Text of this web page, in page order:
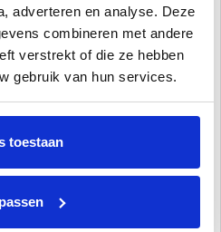
adverteren en analyse. Deze
combineren met andere
verstrekt of die ze hebben
gebruik van hun services.
toestaan
DuraVision heeft meer vaste kleur
Spectra DVS en hebben ook meer
Verder is het ook mogelijk de
met deLink Touchvan DuraVision.
als wit). Naast de lampen aansturen
je warmtepomp van Duratech
branduren en de Adagio Pro 50.000